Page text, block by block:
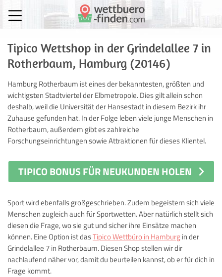
Tipico Wettshop in der Grindelallee 7 in
Rotherbaum, Hamburg (20146)
Hamburg Rotherbaum ist eines der bekanntesten, größten und
wichtigsten Stadtviertel der Elbmetropole. Dies gilt allein schon
deshalb, weil die Universität der Hansestadt in diesem Bezirk ihr
Zuhause gefunden hat. In der Folge leben viele junge Menschen in
Rotherbaum, außerdem gibt es zahlreiche
Forschungseinrichtungen sowie Attraktionen für dieses Klientel.
TIPICO BONUS FÜR NEUKUNDEN HOLEN
Sport wird ebenfalls großgeschrieben. Zudem begeistern sich viele
Menschen zugleich auch für Sportwetten. Aber natürlich stellt sich
diesen die Frage, wo sie gut und sicher ihre Einsätze machen
können. Eine Option ist dasTipico Wettbüro in Hamburgin der
Grindelallee 7 in Rotherbaum. Diesen Shop stellen wir dir
nachlaufend näher vor, damit du beurteilen kannst, ob er für dich in
Frage kommt.